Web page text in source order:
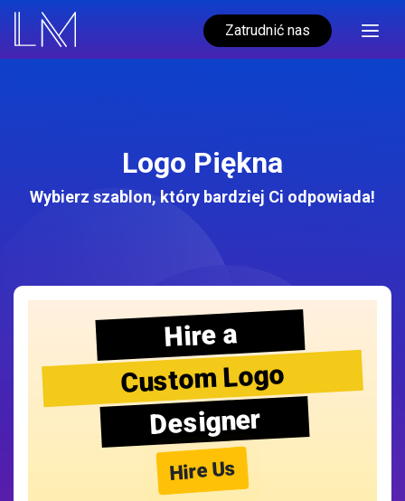
Zatrudnić nas
Logo Piękna
Wybierz szablon, który bardziej Ci odpowiada!
Hire a
Custom Logo
Designer
Hire Us